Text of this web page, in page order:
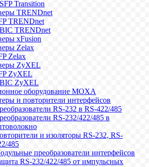
Transition
TRENDnet
TRENDnet
TRENDnet
xFusion
Zelax
Zelax
ZyXEL
ZyXEL
ZyXEL
оборудование MOXA
и повторители интерфейсов
RS-232 в RS-422/485
RS-232/422/485 в
и изоляторы RS-232, RS-
485
преобразователи интерфейсов
RS-232/422/485 от импульсных